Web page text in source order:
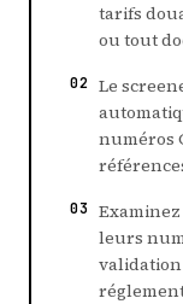
tarifs
ou tout
02 Le
numéros
03
leurs
validation